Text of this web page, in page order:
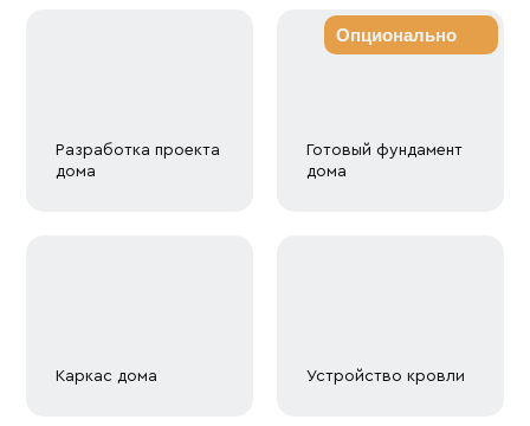
Разработка проекта
дома
Опционально
Готовый фундамент
дома
Каркас дома Устройство кровли